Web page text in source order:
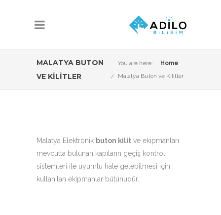
MALATYA BUTON
VE KILITLER
You are here:
Home
Malatya Buton ve Kilitler
Malatya Elektronik buton kilit ve ekipmanları
mevcutta bulunan kapıların geçiş kontrol
sistemleri ile uyumlu hale gelebilmesi için
kullanılan ekipmanlar bütünüdür.